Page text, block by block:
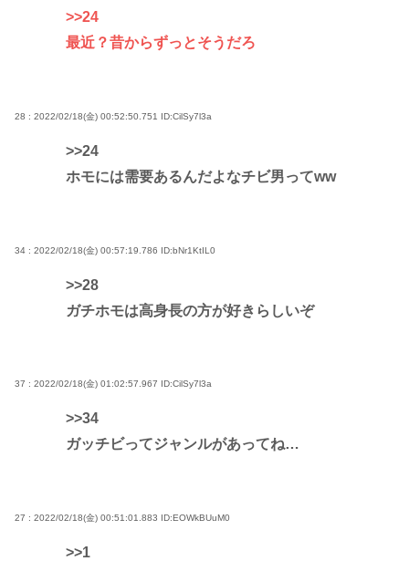
>>24
最近？昔からずっとそうだろ
28 : 2022/02/18(金) 00:52:50.751 ID:CilSy7l3a
>>24
ホモには需要あるんだよなチビ男ってww
34 : 2022/02/18(金) 00:57:19.786 ID:bNr1KtIL0
>>28
ガチホモは高身長の方が好きらしいぞ
37 : 2022/02/18(金) 01:02:57.967 ID:CilSy7l3a
>>34
ガッチビってジャンルがあってね…
27 : 2022/02/18(金) 00:51:01.883 ID:EOWkBUuM0
>>1